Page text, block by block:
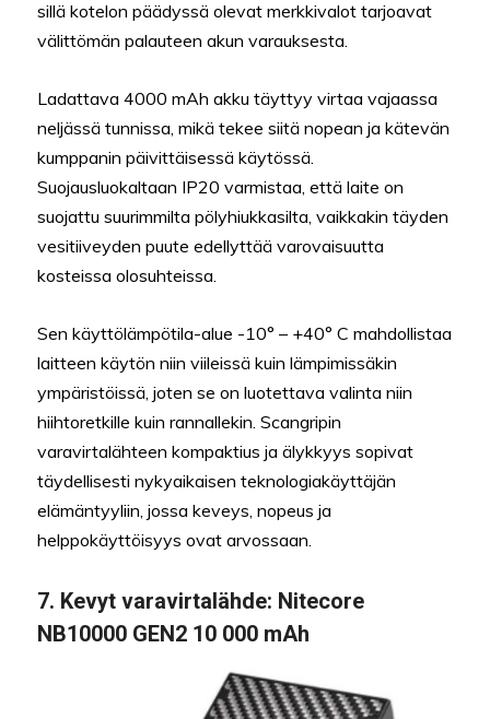
sillä kotelon päädyssä olevat merkkivalot tarjoavat
välittömän palauteen akun varauksesta.
Ladattava 4000 mAh akku täyttyy virtaa vajaassa
neljässä tunnissa, mikä tekee siitä nopean ja kätevän
kumppanin päivittäisessä käytössä.
Suojausluokaltaan IP20 varmistaa, että laite on
suojattu suurimmilta pölyhiukkasilta, vaikkakin täyden
vesitiiveyden puute edellyttää varovaisuutta
kosteissa olosuhteissa.
Sen käyttölämpötila-alue -10° – +40° C mahdollistaa
laitteen käytön niin viileissä kuin lämpimissäkin
ympäristöissä, joten se on luotettava valinta niin
hiihtoretkille kuin rannallekin. Scangripin
varavirtalähteen kompaktius ja älykkyys sopivat
täydellisesti nykyaikaisen teknologiakäyttäjän
elämäntyyliin, jossa keveys, nopeus ja
helppokäyttöisyys ovat arvossaan.
7. Kevyt varavirtalähde: Nitecore
NB10000 GEN2 10 000 mAh